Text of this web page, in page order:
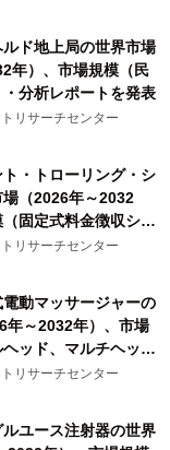
ド地上局の世界市場
年）、市場規模（民
分析レポートを発表
リサーチセンター
・トローリング・シ
場（2026年～2032
固定式料金徴収シス
徴収システム）・分
リサーチセンター
動マッサージャーの
年～2032年）、市場
ッド、マルチヘッ
トを発表
リサーチセンター
ユース注射器の世界